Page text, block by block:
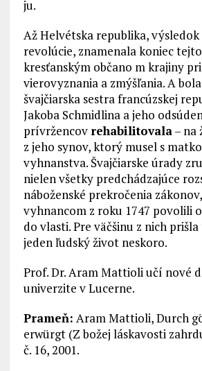
ju.
Až Helvétska republika, výsledok
revolúcie, znamenala koniec
kresťanským občano m krajiny
vierovyznania a zmýšľania. A
švajčiarska sestra francúzskej
Jakoba Schmidlina a jeho
prívržencov rehabilitovala– na
z jeho synov, ktorý musel s
vyhnanstva. Švajčiarske úrady
nielen všetky predchádzajúce
náboženské prekročenia
vyhnancom z roku 1747 povolili
do vlasti. Pre väčšinu z nich
jeden ľudský život neskoro.
Prof. Dr. Aram Mattioli učí nové
univerzite v Lucerne.
Prameň: Aram Mattioli, Durch
erwürgt (Z božej láskavosti
č. 16, 2001.